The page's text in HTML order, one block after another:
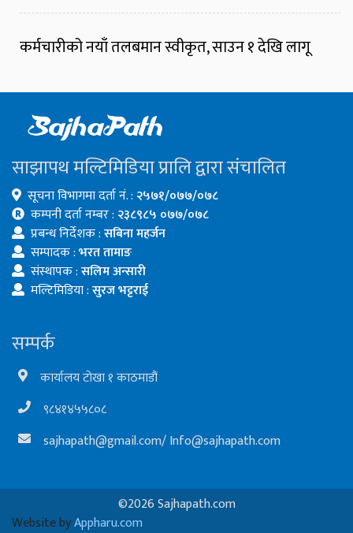
कर्मचारीको नयाँ तलबमान स्वीकृत, साउन १ देखि लागू
साझापथ मल्टिमिडिया प्रालि द्वारा संचालित
सूचना विभागमा दर्ता नं. : २५७१/०७७/०७८
कम्पनी दर्ता नम्बर : २३८९८५ ०७७/०७८
प्रबन्ध निर्देशक :सबिना महर्जन
सम्पादक :भरत तामाङ
संस्थापक :सलिम अन्सारी
मल्टिमिडिया :सुरज भट्टराई
सम्पर्क
कार्यालय टोखा १ काठमाडौं
९८४१४५५८०८
sajhapath@gmail.com/Info@sajhapath.com
©2026 Sajhapath.com
Website byAppharu.com